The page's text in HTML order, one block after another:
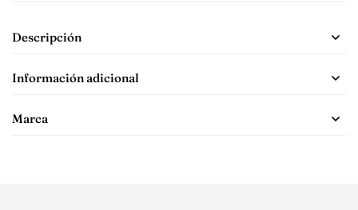
Descripción
Información adicional
Marca